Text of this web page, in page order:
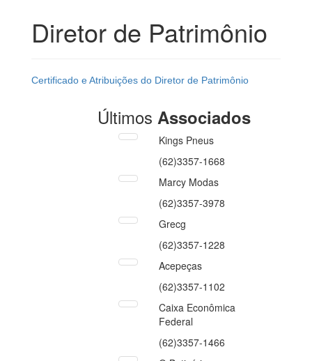
Diretor de Patrimônio
Certificado e Atribuições do Diretor de Patrimônio
Últimos Associados
Kings Pneus
(62)3357-1668
Marcy Modas
(62)3357-3978
Grecg
(62)3357-1228
Acepeças
(62)3357-1102
Caixa Econômica
Federal
(62)3357-1466